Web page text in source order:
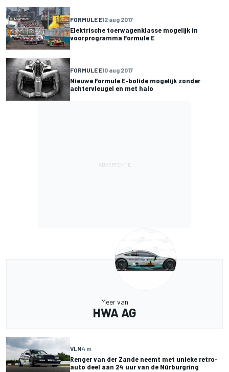
FORMULE E12 aug 2017
Elektrische toerwagenklasse mogelijk in
voorprogramma Formule E
FORMULE E10 aug 2017
Nieuwe Formule E-bolide mogelijk zonder
achtervleugel en met halo
Meer van
HWA AG
VLN4 m
Renger van der Zande neemt met unieke retro-
auto deel aan 24 uur van de Nürburgring